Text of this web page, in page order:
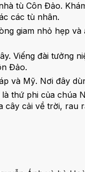
tù Côn Đảo.
các tù nhân.
giam nhỏ hẹp
Viếng đài tưởng
Đảo.
và Mỹ. Nơi đây
thứ phi của
cải về trời, rau